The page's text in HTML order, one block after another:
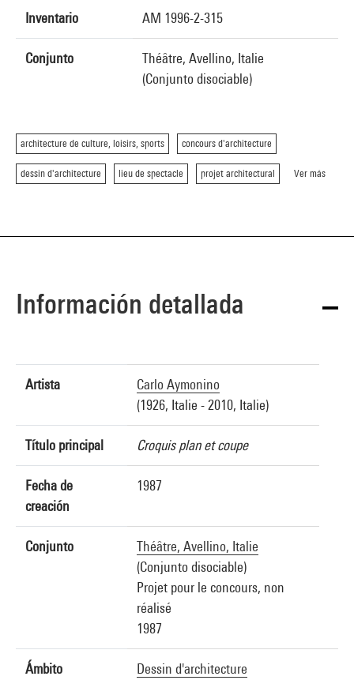
Inventario AM 1996-2-315
Conjunto
Théâtre, Avellino, Italie
(Conjunto disociable)
architecture de culture, loisirs, sports concours d'architecture
dessin d'architecture lieu de spectacle projet architectural Ver más
Información detallada
Artista
Carlo Aymonino
(1926, Italie - 2010, Italie)
Título principal Croquis plan et coupe
Fecha de
creación
1987
Conjunto
Théâtre, Avellino, Italie
(Conjunto disociable)
Projet pour le concours, non
réalisé
1987
Ámbito Dessin d'architecture